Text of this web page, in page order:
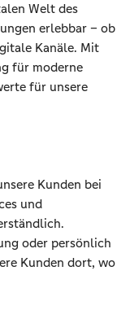
Welt des
erlebbar – ob
Kanäle. Mit
für moderne
für unsere
Kunden bei
und
oder persönlich
Kunden dort, wo